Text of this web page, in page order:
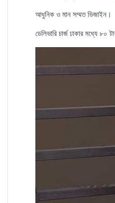
আধুনিক ও মান সম্মত ডিজাইন।
ডেলিভারি চার্জ ঢাকার মধ্যে ৮০